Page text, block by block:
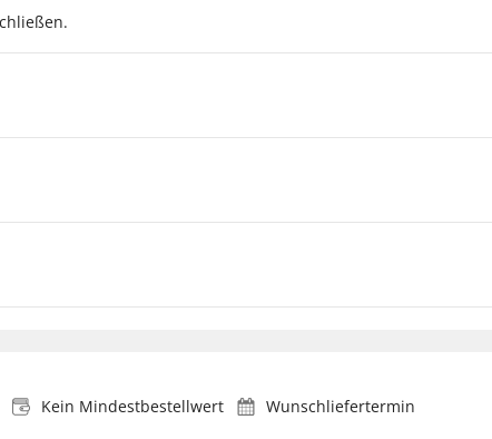
Kein Mindestbestellwert Wunschliefertermin